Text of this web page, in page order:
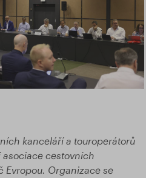
kanceláří a touroperátorů
asociace cestovních
Evropou. Organizace se